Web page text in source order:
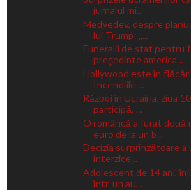
jurnalul mi...
Medvedev, despre
lui Trump: „...
Funeralii de stat pentru
preşedinte america...
Hollywood este în
Incendiile ...
Război în Ucraina, ziua
participă, ...
O româncă a furat două
euro de la un b...
Decizia surprinzătoare a
interzice...
Adolescent de 14 ani,
într-un au...